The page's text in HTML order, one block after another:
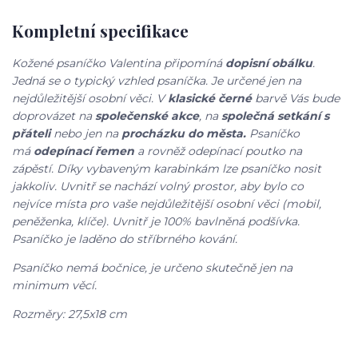
Kompletní specifikace
Kožené psaníčko Valentina připomínádopisní obálku.
Jedná se o typický vzhled psaníčka. Je určené jen na
nejdůležitější osobní věci. Vklasické černébarvě Vás bude
doprovázet naspolečenské akce, naspolečná setkání s
přátelinebo jen na procházku do města. Psaníčko
má odepínací řemen a rovněž odepínací poutko na
zápěstí. Díky vybaveným karabinkám lze psaníčko nosit
jakkoliv. Uvnitř se nachází volný prostor, aby bylo co
nejvíce místa pro vaše nejdůležitější osobní věci (mobil,
peněženka, klíče). Uvnitř je 100% bavlněná podšívka.
Psaníčko je laděno do stříbrného kování.
Psaníčko nemá bočnice, je určeno skutečně jen na
minimum věcí.
Rozměry: 27,5x18 cm